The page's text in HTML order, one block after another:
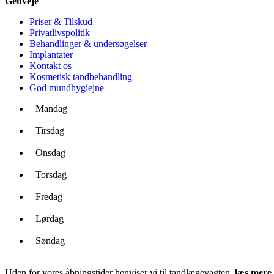
Priser & Tilskud
Privatlivspolitik
Behandlinger & undersøgelser
Implantater
Kontakt os
Kosmetisk tandbehandling
God mundhygiejne
Mandag
Tirsdag
Onsdag
Torsdag
Fredag
Lørdag
Søndag